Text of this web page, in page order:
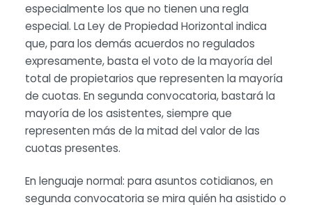
especialmente los que no tienen una regla
especial. La Ley de Propiedad Horizontal indica
que, para los demás acuerdos no regulados
expresamente, basta el voto de la mayoría del
total de propietarios que representen la mayoría
de cuotas. En segunda convocatoria, bastará la
mayoría de los asistentes, siempre que
representen más de la mitad del valor de las
cuotas presentes.
En lenguaje normal: para asuntos cotidianos, en
segunda convocatoria se mira quién ha asistido o